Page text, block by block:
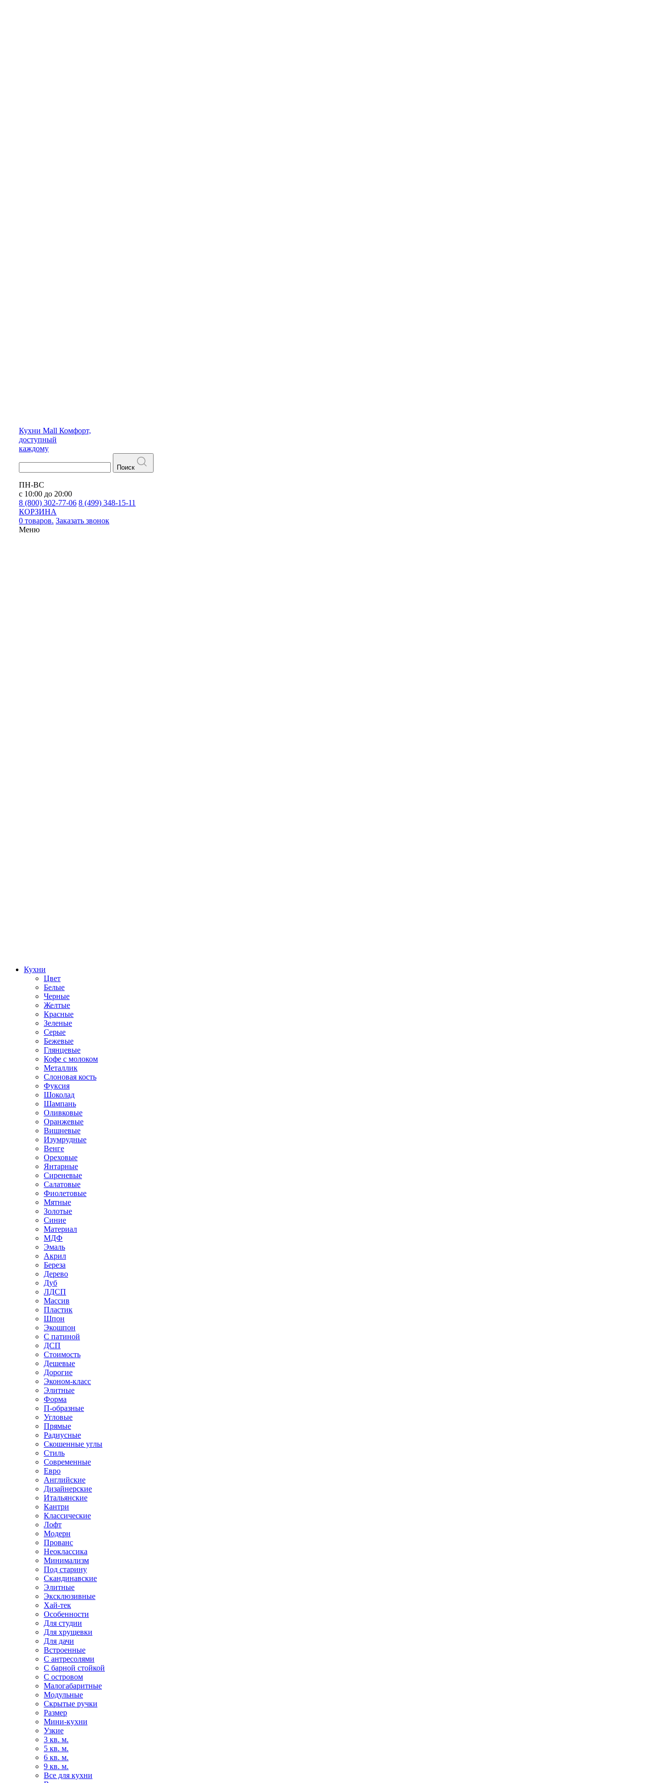
Кухни Mall Комфорт,
доступный
каждому
Поиск
ПН-ВС
с 10:00 до 20:00
8 (800) 302-77-06 8 (499) 348-15-11
КОРЗИНА
0 товаров. Заказать звонок
Меню
Кухни
Цвет
Белые
Черные
Желтые
Красные
Зеленые
Серые
Бежевые
Глянцевые
Кофе с молоком
Металлик
Слоновая кость
Фуксия
Шоколад
Шампань
Оливковые
Оранжевые
Вишневые
Изумрудные
Венге
Ореховые
Янтарные
Сиреневые
Салатовые
Фиолетовые
Мятные
Золотые
Синие
Материал
МДФ
Эмаль
Акрил
Береза
Дерево
Дуб
ЛДСП
Массив
Пластик
Шпон
Экошпон
С патиной
ДСП
Стоимость
Дешевые
Дорогие
Эконом-класс
Элитные
Форма
П-образные
Угловые
Прямые
Радиусные
Скошенные углы
Стиль
Современные
Евро
Английские
Дизайнерские
Итальянские
Кантри
Классические
Лофт
Модерн
Прованс
Неоклассика
Минимализм
Под старину
Скандинавские
Элитные
Эксклюзивные
Хай-тек
Особенности
Для студии
Для хрущевки
Для дачи
Встроенные
С антресолями
С барной стойкой
С островом
Малогабаритные
Модульные
Скрытые ручки
Размер
Мини-кухни
Узкие
3 кв. м.
5 кв. м.
6 кв. м.
9 кв. м.
Все для кухни